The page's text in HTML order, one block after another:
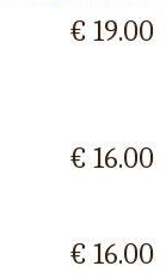
€ 19.00
€ 16.00
€ 16.00